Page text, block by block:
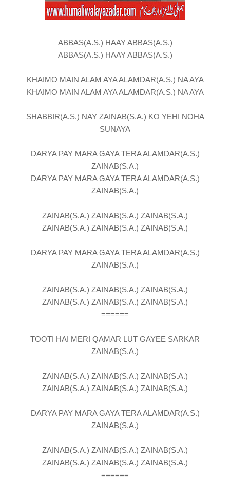
ABBAS(A.S.) HAAY ABBAS(A.S.)
ABBAS(A.S.) HAAY ABBAS(A.S.)
KHAIMO MAIN ALAM AYA ALAMDAR(A.S.) NA AYA
KHAIMO MAIN ALAM AYA ALAMDAR(A.S.) NA AYA
SHABBIR(A.S.) NAY ZAINAB(S.A.) KO YEHI NOHA
SUNAYA
DARYA PAY MARA GAYA TERA ALAMDAR(A.S.)
ZAINAB(S.A.)
DARYA PAY MARA GAYA TERA ALAMDAR(A.S.)
ZAINAB(S.A.)
ZAINAB(S.A.) ZAINAB(S.A.) ZAINAB(S.A.)
ZAINAB(S.A.) ZAINAB(S.A.) ZAINAB(S.A.)
DARYA PAY MARA GAYA TERA ALAMDAR(A.S.)
ZAINAB(S.A.)
ZAINAB(S.A.) ZAINAB(S.A.) ZAINAB(S.A.)
ZAINAB(S.A.) ZAINAB(S.A.) ZAINAB(S.A.)
======
TOOTI HAI MERI QAMAR LUT GAYEE SARKAR
ZAINAB(S.A.)
ZAINAB(S.A.) ZAINAB(S.A.) ZAINAB(S.A.)
ZAINAB(S.A.) ZAINAB(S.A.) ZAINAB(S.A.)
DARYA PAY MARA GAYA TERA ALAMDAR(A.S.)
ZAINAB(S.A.)
ZAINAB(S.A.) ZAINAB(S.A.) ZAINAB(S.A.)
ZAINAB(S.A.) ZAINAB(S.A.) ZAINAB(S.A.)
======